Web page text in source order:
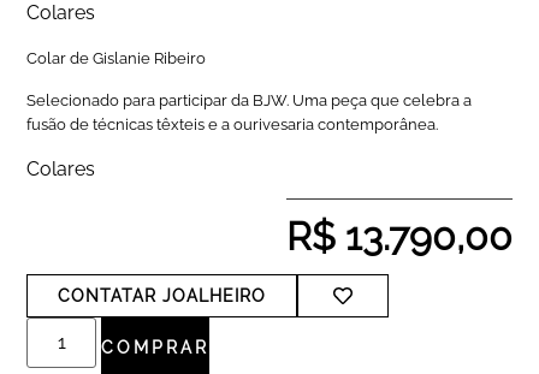
Colares
Colar de Gislanie Ribeiro
Selecionado para participar da BJW. Uma peça que celebra a
fusão de técnicas têxteis e a ourivesaria contemporânea.
Colares
R$13.790,00
CONTATAR JOALHEIRO
COMPRAR